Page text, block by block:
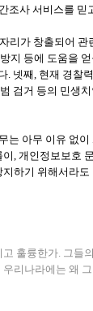
조사 서비스를 믿
리가 창출되어 관
지 등에 도움을
넷째, 현재 경찰
검거 등의 민생
는 아무 이유 없
, 개인정보보호
하기 위해서라
훌륭한가. 그들
리나라에는 왜